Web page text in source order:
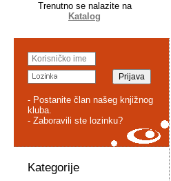
Trenutno se nalazite na
Katalog
- Postanite član našeg knjižnog
kluba.
- Zaboravili ste lozinku?
Kategorije